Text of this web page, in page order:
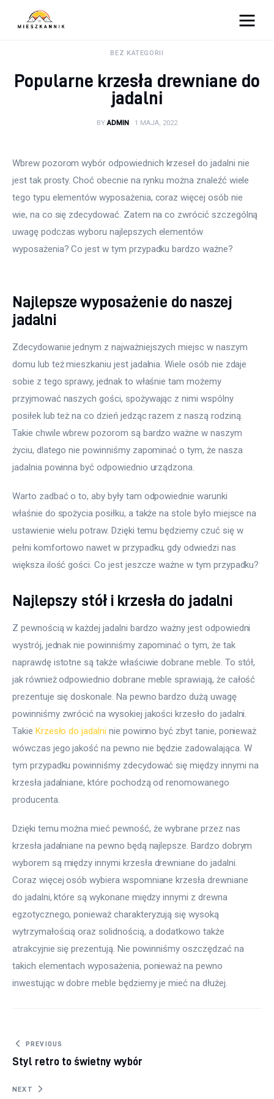
Sypialnia
Salon
Salon
BEZ KATEGORII
Popularne krzesła drewniane do
jadalni
BY ADMIN 1 MAJA, 2022
Wbrew pozorom wybór odpowiednich krzeseł do jadalni nie
jest tak prosty. Choć obecnie na rynku można znaleźć wiele
tego typu elementów wyposażenia, coraz więcej osób nie
wie, na co się zdecydować. Zatem na co zwrócić szczególną
uwagę podczas wyboru najlepszych elementów
wyposażenia? Co jest w tym przypadku bardzo ważne?
Najlepsze wyposażenie do naszej
jadalni
Zdecydowanie jednym z najważniejszych miejsc w naszym
domu lub też mieszkaniu jest jadalnia. Wiele osób nie zdaje
sobie z tego sprawy, jednak to właśnie tam możemy
przyjmować naszych gości, spożywając z nimi wspólny
posiłek lub też na co dzień jedząc razem z naszą rodziną.
Takie chwile wbrew pozorom są bardzo ważne w naszym
życiu, dlatego nie powinniśmy zapominać o tym, że nasza
jadalnia powinna być odpowiednio urządzona.
Warto zadbać o to, aby były tam odpowiednie warunki
właśnie do spożycia posiłku, a także na stole było miejsce na
ustawienie wielu potraw. Dzięki temu będziemy czuć się w
pełni komfortowo nawet w przypadku, gdy odwiedzi nas
większa ilość gości. Co jest jeszcze ważne w tym przypadku?
Najlepszy stół i krzesła do jadalni
Z pewnością w każdej jadalni bardzo ważny jest odpowiedni
wystrój, jednak nie powinniśmy zapominać o tym, że tak
naprawdę istotne są także właściwie dobrane meble. To stół,
jak również odpowiednio dobrane meble sprawiają, że całość
prezentuje się doskonale. Na pewno bardzo dużą uwagę
powinniśmy zwrócić na wysokiej jakości krzesło do jadalni.
Takie Krzesło do jadalni nie powinno być zbyt tanie, ponieważ
wówczas jego jakość na pewno nie będzie zadowalająca. W
tym przypadku powinniśmy zdecydować się między innymi na
krzesła jadalniane, które pochodzą od renomowanego
producenta.
Dzięki temu można mieć pewność, że wybrane przez nas
krzesła jadalniane na pewno będą najlepsze. Bardzo dobrym
wyborem są między innymi krzesła drewniane do jadalni.
Coraz więcej osób wybiera wspomniane krzesła drewniane
do jadalni, które są wykonane między innymi z drewna
egzotycznego, ponieważ charakteryzują się wysoką
wytrzymałością oraz solidnością, a dodatkowo także
atrakcyjnie się prezentują. Nie powinniśmy oszczędzać na
takich elementach wyposażenia, ponieważ na pewno
inwestując w dobre meble będziemy je mieć na dłużej.
Nawigacja wpisu
PREVIOUS
Styl retro to świetny wybór
NEXT